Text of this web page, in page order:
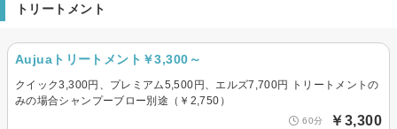
トリートメント
Aujuaトリートメント￥3,300～
クイック3,300円、プレミアム5,500円、エルズ7,700円 トリートメントの
みの場合シャンプーブロー別途（￥2,750）
60分 ￥3,300